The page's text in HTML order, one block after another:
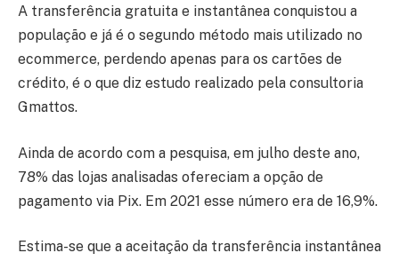
A transferência gratuita e instantânea conquistou a
população e já é o segundo método mais utilizado no
ecommerce, perdendo apenas para os cartões de
crédito, é o que diz estudo realizado pela consultoria
Gmattos.
Ainda de acordo com a pesquisa, em julho deste ano,
78% das lojas analisadas ofereciam a opção de
pagamento via Pix. Em 2021 esse número era de 16,9%.
Estima-se que a aceitação da transferência instantânea